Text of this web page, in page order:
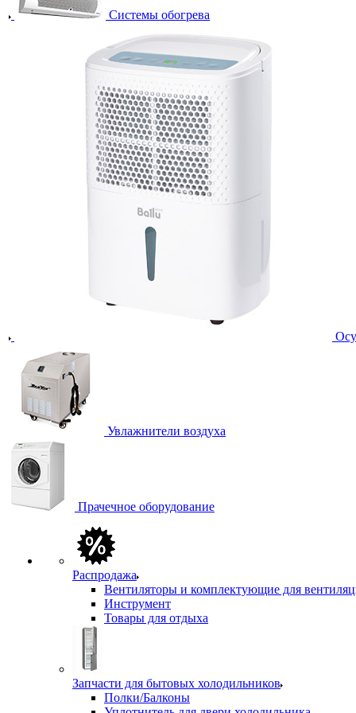
Системы обогрева
Увлажнители воздуха
Прачечное оборудование
Распродажа
Вентиляторы и комплектующие для
Инструмент
Товары для отдыха
Запчасти для бытовых холодильников
Полки/Балконы